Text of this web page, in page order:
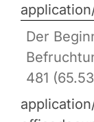
Der
481